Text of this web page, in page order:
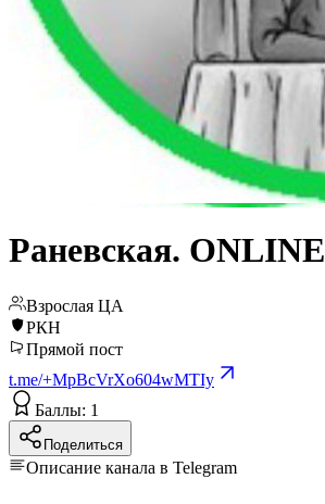
Раневская. ONLINE
Взрослая ЦА
РКН
Прямой пост
t.me/+MpBcVrXo604wMTIy
Баллы: 1
Поделиться
Описание канала в Telegram